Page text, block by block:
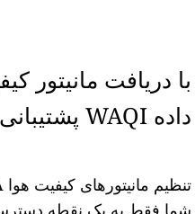
با دریافت مانیتور
داده WAQI پشتیبانی کنید.